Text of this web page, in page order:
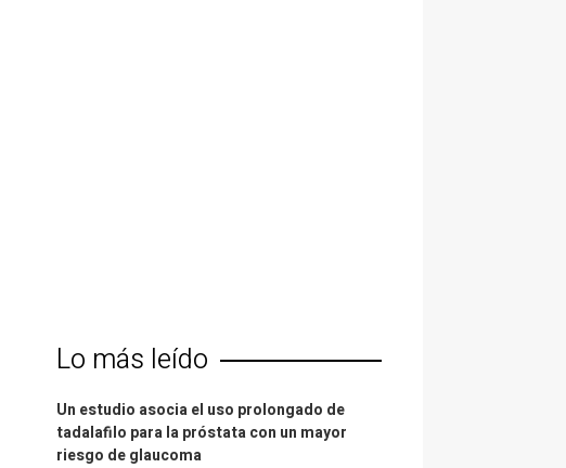
Lo más leído
Un estudio asocia el uso prolongado de
tadalafilo para la próstata con un mayor
riesgo de glaucoma